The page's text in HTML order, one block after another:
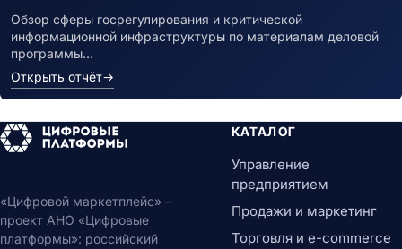
Обзор сферы госрегулирования и критической
информационной инфраструктуры по материалам деловой
программы…
Открыть отчёт→
«Цифровой маркетплейс» –
проект АНО «Цифровые
платформы»: российский
КАТАЛОГ
Управление
предприятием
Продажи и маркетинг
Торговля и e-commerce